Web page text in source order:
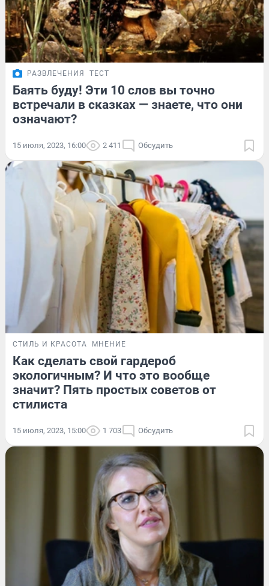
РАЗВЛЕЧЕНИЯ ТЕСТ
Баять буду! Эти 10 слов вы точно
встречали в сказках — знаете, что они
означают?
15 июля, 2023, 16:00 2 411 Обсудить
СТИЛЬ И КРАСОТА МНЕНИЕ
Как сделать свой гардероб
экологичным? И что это вообще
значит? Пять простых советов от
стилиста
15 июля, 2023, 15:00 1 703 Обсудить